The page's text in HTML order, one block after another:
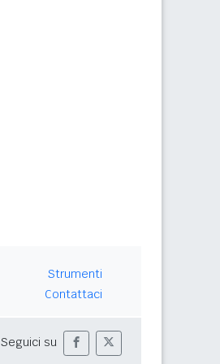
Strumenti
Contattaci
Seguici su